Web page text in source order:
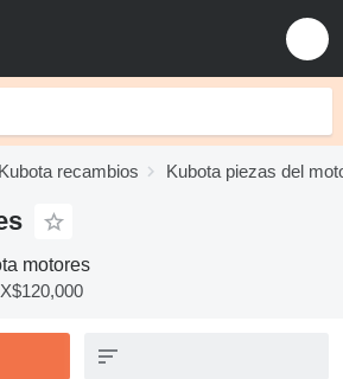
Kubota recambios Kubota piezas del
motores